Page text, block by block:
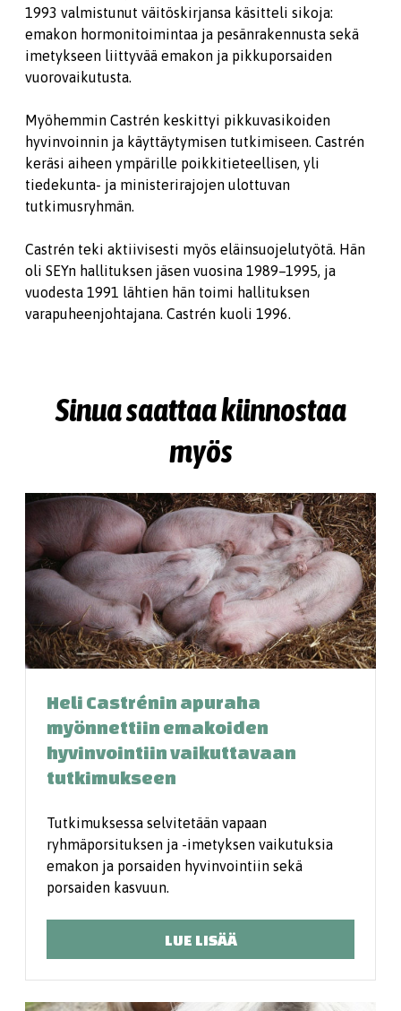
1993 valmistunut väitöskirjansa käsitteli sikoja:
emakon hormonitoimintaa ja pesänrakennusta sekä
imetykseen liittyvää emakon ja pikkuporsaiden
vuorovaikutusta.
Myöhemmin Castrén keskittyi pikkuvasikoiden
hyvinvoinnin ja käyttäytymisen tutkimiseen. Castrén
keräsi aiheen ympärille poikkitieteellisen, yli
tiedekunta- ja ministerirajojen ulottuvan
tutkimusryhmän.
Castrén teki aktiivisesti myös eläinsuojelutyötä. Hän
oli SEYn hallituksen jäsen vuosina 1989–1995, ja
vuodesta 1991 lähtien hän toimi hallituksen
varapuheenjohtajana. Castrén kuoli 1996.
Sinua saattaa kiinnostaa
myös
Heli Castrénin apuraha
myönnettiin emakoiden
hyvinvointiin vaikuttavaan
tutkimukseen
Tutkimuksessa selvitetään vapaan
ryhmäporsituksen ja -imetyksen vaikutuksia
emakon ja porsaiden hyvinvointiin sekä
porsaiden kasvuun.
LUE LISÄÄ